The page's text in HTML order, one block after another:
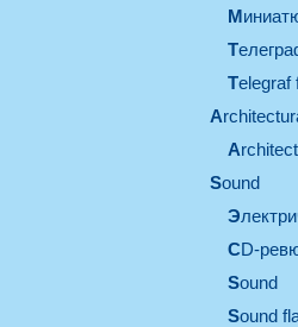
sound
CD-
sound
Sound